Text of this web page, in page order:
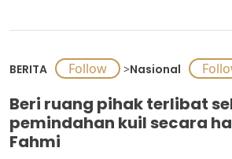
BERITA >Nasional
Beri ruang pihak terlibat
pemindahan kuil secara
Fahmi